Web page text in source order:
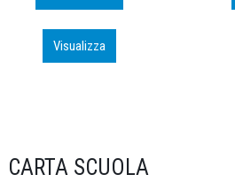
Visualizza
CARTA SCUOLA